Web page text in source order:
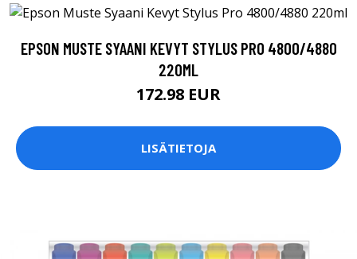
EPSON MUSTE SYAANI KEVYT STYLUS PRO 4800/4880
220ML
172.98 EUR
LISÄTIETOJA